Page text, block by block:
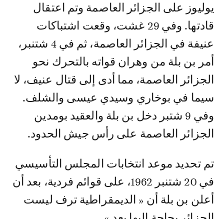
يوليوز على الجزائر العاصمة وتم اعتقال
قادتها. وفي 29 غشت، وقعت اشتباكات
عنيفة في الجزائر العاصمة، ثم في 4 شتنبر،
أمر بن بلة من وهران قواته بالتحرك نحو
الجزائر العاصمة، مما أدى إلى قتال عنيف، لا
سيما في بوخاري وسيدي عيسى والشلف.
وفي 9 شتبر دخل بن بلة والعقيد بومدين
الجزائر العاصمة على رأس جيش الحدود.
تم تحديد موعد انتخابات المجلس التأسيسي
في 20 شتنبر 1962، على قوائم فردية، بعد أن
أعلن بن بلة أن « الديمقراطية ترف ليست